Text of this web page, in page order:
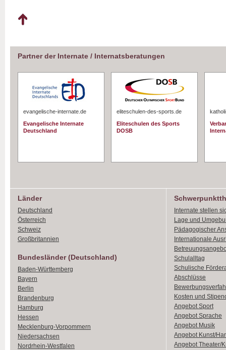
Partner der Internate / Internatsberatungen
evangelische-internate.de
Evangelische Internate
Deutschland
eliteschulen-des-sports.de
Eliteschulen des Sports
DOSB
Länder
Deutschland
Österreich
Schweiz
Großbritannien
Bundesländer (Deutschland)
Baden-Württemberg
Bayern
Berlin
Brandenburg
Hamburg
Hessen
Mecklenburg-Vorpommern
Niedersachsen
Nordrhein-Westfalen
Internate stellen
Lage und
Pädagogischer
Internationale
Schulalltag
Schulische
Abschlüsse
Kosten und
Angebot Sport
Angebot Sprache
Angebot Musik
Angebot Kunst/
Angebot Theater/